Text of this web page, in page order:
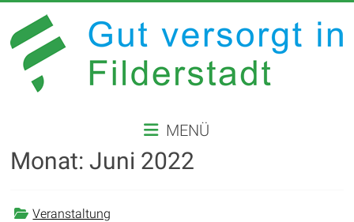
Inhalt
springen
VERSORGT
IN
FILDERSTADT
MENÜ
Monat:Juni 2022
Veranstaltung